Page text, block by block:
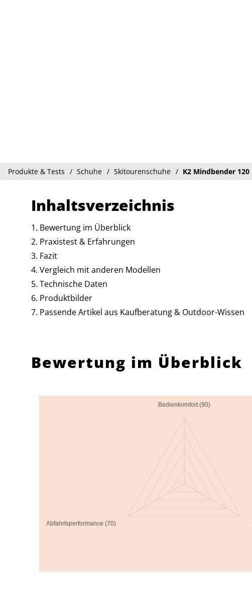
Produkte & Tests Schuhe Skitourenschuhe K2 Mindbender 120
Inhaltsverzeichnis
Bewertung im Überblick
Praxistest & Erfahrungen
Fazit
Vergleich mit anderen Modellen
Technische Daten
Produktbilder
Passende Artikel aus Kaufberatung & Outdoor-Wissen
Bewertung im Überblick
Bedienkomfort (90)
Abfahrtsperformance (70)